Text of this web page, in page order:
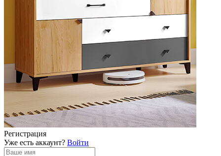
Регистрация
Уже есть аккаунт? Войти